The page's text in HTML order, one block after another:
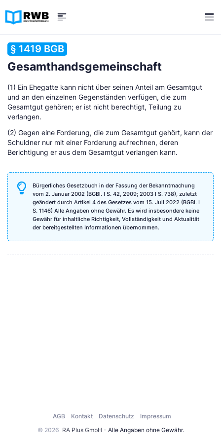
§ 1419 BGB
Gesamthandsgemeinschaft
(1) Ein Ehegatte kann nicht über seinen Anteil am Gesamtgut
und an den einzelnen Gegenständen verfügen, die zum
Gesamtgut gehören; er ist nicht berechtigt, Teilung zu
verlangen.
(2) Gegen eine Forderung, die zum Gesamtgut gehört, kann der
Schuldner nur mit einer Forderung aufrechnen, deren
Berichtigung er aus dem Gesamtgut verlangen kann.
Bürgerliches Gesetzbuch in der Fassung der Bekanntmachung
vom 2. Januar 2002 (BGBl. I S. 42, 2909; 2003 I S. 738), zuletzt
geändert durch Artikel 4 des Gesetzes vom 15. Juli 2022 (BGBl. I
S. 1146) Alle Angaben ohne Gewähr. Es wird insbesondere keine
Gewähr für inhaltliche Richtigkeit, Vollständigkeit und Aktualität
der bereitgestellten Informationen übernommen.
© 2026 RA Plus GmbH - Alle Angaben ohne Gewähr.
AGB Kontakt Datenschutz Impressum